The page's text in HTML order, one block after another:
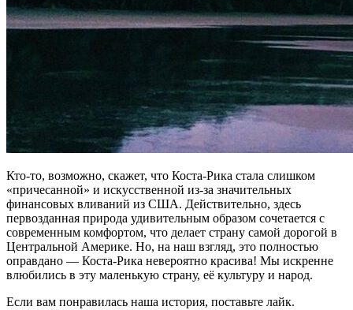
Кто-то, возможно, скажет, что Коста-Рика стала слишком
«причесанной» и искусственной из-за значительных
финансовых вливаний из США. Действительно, здесь
первозданная природа удивительным образом сочетается с
современным комфортом, что делает страну самой дорогой в
Центральной Америке. Но, на наш взгляд, это полностью
оправдано — Коста-Рика невероятно красива! Мы искренне
влюбились в эту маленькую страну, её культуру и народ.
Если вам понравилась наша история, поставьте лайк.